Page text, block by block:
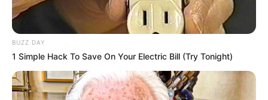
BUZZ DAY
1 Simple Hack To Save On Your Electric Bill (Try Tonight)